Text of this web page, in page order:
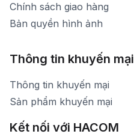
Chính sách giao hàng
Bản quyền hình ảnh
Thông tin khuyến mại
Thông tin khuyến mại
Sản phẩm khuyến mại
Kết nối với HACOM